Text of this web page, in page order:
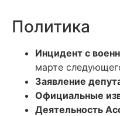
Политика
Инцидент с
марте
Заявление
Официальные
Деятельность